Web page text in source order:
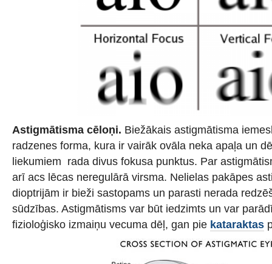
Astigmātisma cēloņi. Biežākais astigmātisma
radzenes forma, kura ir vairāk ovāla neka apaļa un
liekumiem rada divus fokusa punktus. Par
arī acs lēcas neregulārā virsma. Nelielas pakāpes
dioptrijām ir bieži sastopams un parasti nerada
sūdzības. Astigmātisms var būt iedzimts un var
fizioloģisko izmaiņu vecuma dēļ, gan pie kataraktas